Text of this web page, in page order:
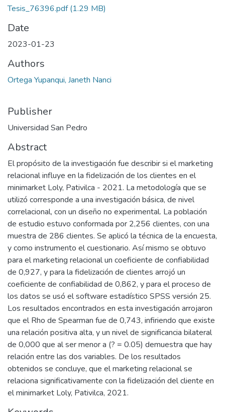
Tesis_76396.pdf(1.29 MB)
Date
2023-01-23
Authors
Ortega Yupanqui, Janeth Nanci
Publisher
Universidad San Pedro
Abstract
El propósito de la investigación fue describir si el marketing
relacional influye en la fidelización de los clientes en el
minimarket Loly, Pativilca - 2021. La metodología que se
utilizó corresponde a una investigación básica, de nivel
correlacional, con un diseño no experimental. La población
de estudio estuvo conformada por 2,256 clientes, con una
muestra de 286 clientes. Se aplicó la técnica de la encuesta,
y como instrumento el cuestionario. Así mismo se obtuvo
para el marketing relacional un coeficiente de confiabilidad
de 0,927, y para la fidelización de clientes arrojó un
coeficiente de confiabilidad de 0,862, y para el proceso de
los datos se usó el software estadístico SPSS versión 25.
Los resultados encontrados en esta investigación arrojaron
que el Rho de Spearman fue de 0,743, infiriendo que existe
una relación positiva alta, y un nivel de significancia bilateral
de 0,000 que al ser menor a (? = 0.05) demuestra que hay
relación entre las dos variables. De los resultados
obtenidos se concluye, que el marketing relacional se
relaciona significativamente con la fidelización del cliente en
el minimarket Loly, Pativilca, 2021.